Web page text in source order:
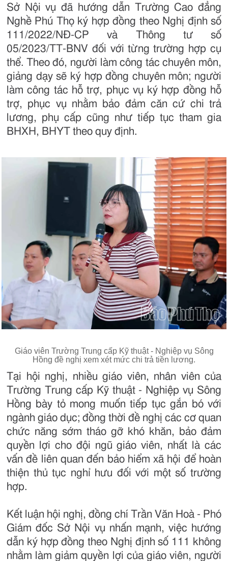
Sở Nội vụ đã hướng dẫn Trường Cao đẳng
Nghề Phú Thọ ký hợp đồng theo Nghị định số
111/2022/NĐ-CP và Thông tư số
05/2023/TT-BNV đối với từng trường hợp cụ
thể. Theo đó, người làm công tác chuyên môn,
giảng dạy sẽ ký hợp đồng chuyên môn; người
làm công tác hỗ trợ, phục vụ ký hợp đồng hỗ
trợ, phục vụ nhằm bảo đảm căn cứ chi trả
lương, phụ cấp cũng như tiếp tục tham gia
BHXH, BHYT theo quy định.
Giáo viên Trường Trung cấp Kỹ thuật - Nghiệp vụ Sông
Hồng đề nghị xem xét mức chi trả tiền lương.
Tại hội nghị, nhiều giáo viên, nhân viên của
Trường Trung cấp Kỹ thuật - Nghiệp vụ Sông
Hồng bày tỏ mong muốn tiếp tục gắn bó với
ngành giáo dục; đồng thời đề nghị các cơ quan
chức năng sớm tháo gỡ khó khăn, bảo đảm
quyền lợi cho đội ngũ giáo viên, nhất là các
vấn đề liên quan đến bảo hiểm xã hội để hoàn
thiện thủ tục nghỉ hưu đối với một số trường
hợp.
Kết luận hội nghị, đồng chí Trần Văn Hoà - Phó
Giám đốc Sở Nội vụ nhấn mạnh, việc hướng
dẫn ký hợp đồng theo Nghị định số 111 không
nhằm làm giảm quyền lợi của giáo viên, người